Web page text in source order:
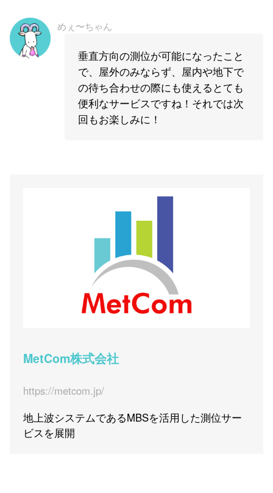
めぇ〜ちゃん
垂直方向の測位が可能になったこと
で、屋外のみならず、屋内や地下で
の待ち合わせの際にも使えるとても
便利なサービスですね！それでは次
回もお楽しみに！
MetCom株式会社
https://metcom.jp/
地上波システムであるMBSを活用した測位サー
ビスを展開